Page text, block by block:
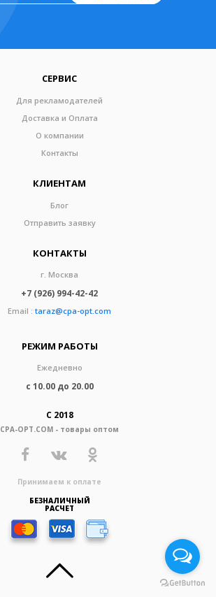
СЕРВИС
Для рекламодателей
Доставка и Оплата
О компании
Контакты
КЛИЕНТАМ
Блог
Отправить заявку
КОНТАКТЫ
г. Москва
+7 (926) 994-42-42
Email : taraz@cpa-opt.com
РЕЖИМ РАБОТЫ
Ежедневно
с 10.00 до 20.00
С 2018
CPA-OPT.COM - товары оптом
Принимаем к оплате
БЕЗНАЛИЧНЫЙ
РАСЧЕТ